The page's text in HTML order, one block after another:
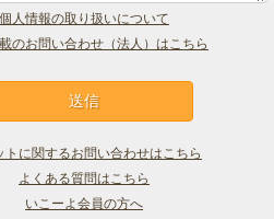
個人情報の取り扱いについて
のお問い合わせ（法人）はこちら
トに関するお問い合わせはこちら
よくある質問はこちら
いこーよ会員の方へ